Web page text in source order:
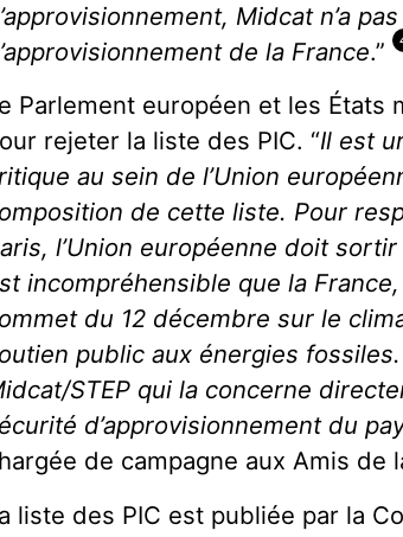
Midcat n’a
de la France.”
Parlement européen et les
rejeter la liste des PIC. “Il est
au sein de l’Union
de cette liste. Pour
l’Union européenne doit
incompréhensible que la
du 12 décembre sur le
public aux énergies
STEP qui la concerne
d’approvisionnement du
de campagne aux Amis de
liste des PIC est publiée par la